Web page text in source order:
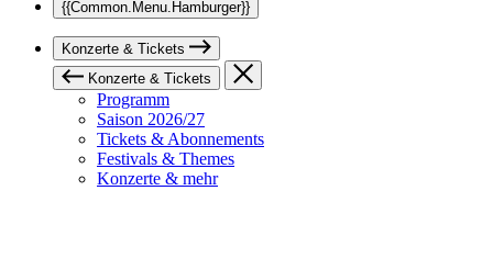
{{Common.Menu.Hamburger}}
Konzerte & Tickets
Konzerte & Tickets
Programm
Saison 2026/27
Tickets & Abonnements
Festivals & Themes
Konzerte & mehr